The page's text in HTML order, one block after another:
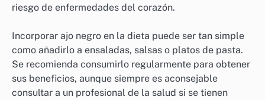
riesgo de enfermedades del corazón.
Incorporar ajo negro en la dieta puede ser tan simple
como añadirlo a ensaladas, salsas o platos de pasta.
Se recomienda consumirlo regularmente para obtener
sus beneficios, aunque siempre es aconsejable
consultar a un profesional de la salud si se tienen